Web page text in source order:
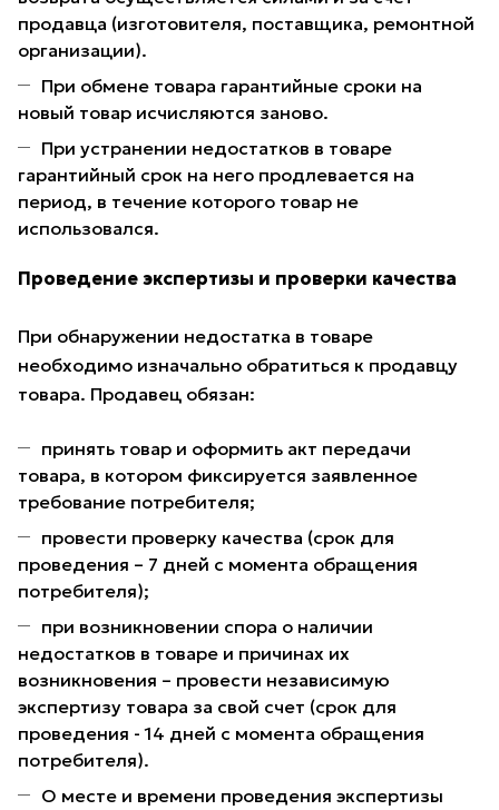
продавца (изготовителя, поставщика, ремонтной
организации).
При обмене товара гарантийные сроки на
новый товар исчисляются заново.
При устранении недостатков в товаре
гарантийный срок на него продлевается на
период, в течение которого товар не
использовался.
Проведение экспертизы и проверки качества
При обнаружении недостатка в товаре
необходимо изначально обратиться к продавцу
товара. Продавец обязан:
принять товар и оформить акт передачи
товара, в котором фиксируется заявленное
требование потребителя;
провести проверку качества (срок для
проведения – 7 дней с момента обращения
потребителя);
при возникновении спора о наличии
недостатков в товаре и причинах их
возникновения – провести независимую
экспертизу товара за свой счет (срок для
проведения - 14 дней с момента обращения
потребителя).
О месте и времени проведения экспертизы